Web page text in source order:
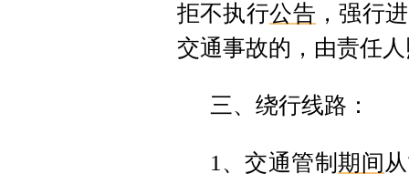
拒不执行公告 ，强行
交通事故的，由责任
三、绕行线路：
1、交通管制期间